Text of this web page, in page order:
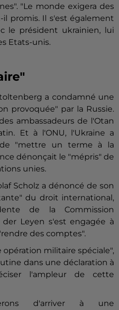
"Le monde exigera des
il promis. Il s'est également
le président ukrainien, lui
Etats-unis.
a condamné une
provoquée" par la Russie.
ambassadeurs de l'Otan
Et à l'ONU, l'Ukraine a
"mettre un terme à la
dénonçait le "mépris" de
unies.
Scholz a dénoncé de son
du droit international,
de la Commission
Leyen s'est engagée à
des comptes".
opération militaire spéciale",
dans une déclaration à
l'ampleur de cette
d'arriver à une